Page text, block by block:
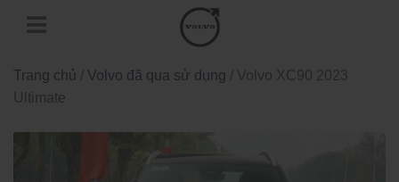
Trang chủ / Volvo đã qua sử dụng / Volvo XC90 2023
Ultimate